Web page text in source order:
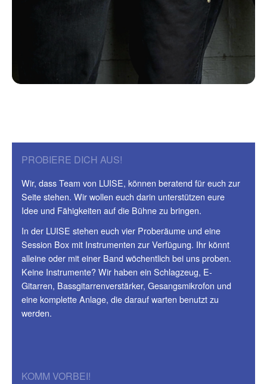
PROBIERE DICH AUS!
Wir, dass Team von LUISE, können beratend für euch zur
Seite stehen. Wir wollen euch darin unterstützen eure
Idee und Fähigkeiten auf die Bühne zu bringen.
In der LUISE stehen euch vier Proberäume und eine
Session Box mit Instrumenten zur Verfügung. Ihr könnt
alleine oder mit einer Band wöchentlich bei uns proben.
Keine Instrumente? Wir haben ein Schlagzeug, E-
Gitarren, Bassgitarrenverstärker, Gesangsmikrofon und
eine komplette Anlage, die darauf warten benutzt zu
werden.
KOMM VORBEI!